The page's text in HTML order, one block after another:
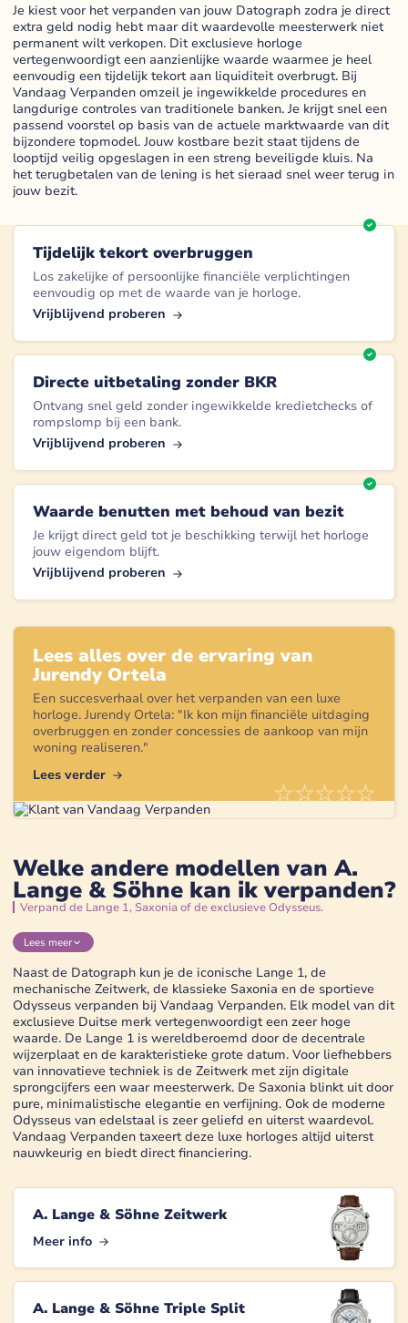
Je kiest voor het verpanden van jouw Datograph zodra je direct
extra geld nodig hebt maar dit waardevolle meesterwerk niet
permanent wilt verkopen. Dit exclusieve horloge
vertegenwoordigt een aanzienlijke waarde waarmee je heel
eenvoudig een tijdelijk tekort aan liquiditeit overbrugt. Bij
Vandaag Verpanden omzeil je ingewikkelde procedures en
langdurige controles van traditionele banken. Je krijgt snel een
passend voorstel op basis van de actuele marktwaarde van dit
bijzondere topmodel. Jouw kostbare bezit staat tijdens de
looptijd veilig opgeslagen in een streng beveiligde kluis. Na
het terugbetalen van de lening is het sieraad snel weer terug in
jouw bezit.
Tijdelijk tekort overbruggen
Los zakelijke of persoonlijke financiële verplichtingen
eenvoudig op met de waarde van je horloge.
Vrijblijvend proberen
Directe uitbetaling zonder BKR
Ontvang snel geld zonder ingewikkelde kredietchecks of
rompslomp bij een bank.
Vrijblijvend proberen
Waarde benutten met behoud van bezit
Je krijgt direct geld tot je beschikking terwijl het horloge
jouw eigendom blijft.
Vrijblijvend proberen
Lees alles over de ervaring van
Jurendy Ortela
Een succesverhaal over het verpanden van een luxe
horloge. Jurendy Ortela: "Ik kon mijn financiële uitdaging
overbruggen en zonder concessies de aankoop van mijn
woning realiseren."
Lees verder
Welke andere modellen van A.
Lange & Söhne kan ik verpanden?
Verpand de Lange 1, Saxonia of de exclusieve Odysseus.
Lees meer
Naast de Datograph kun je de iconische Lange 1, de
mechanische Zeitwerk, de klassieke Saxonia en de sportieve
Odysseus verpanden bij Vandaag Verpanden. Elk model van dit
exclusieve Duitse merk vertegenwoordigt een zeer hoge
waarde. De Lange 1 is wereldberoemd door de decentrale
wijzerplaat en de karakteristieke grote datum. Voor liefhebbers
van innovatieve techniek is de Zeitwerk met zijn digitale
sprongcijfers een waar meesterwerk. De Saxonia blinkt uit door
pure, minimalistische elegantie en verfijning. Ook de moderne
Odysseus van edelstaal is zeer geliefd en uiterst waardevol.
Vandaag Verpanden taxeert deze luxe horloges altijd uiterst
nauwkeurig en biedt direct financiering.
A. Lange & Söhne Zeitwerk
Meer info
A. Lange & Söhne Triple Split